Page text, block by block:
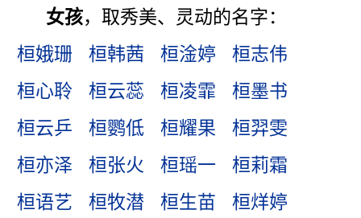
女孩，取秀美、灵动的名字：
桓娥珊
桓韩茜 桓淦婷
桓志伟
桓心聆
桓云蕊 桓凌霏
桓墨书
桓云乒
桓鹦低 桓耀果
桓羿雯
桓亦泽
桓张火 桓瑶一
桓莉霜
桓语艺
桓牧潜 桓生苗
桓烊婷